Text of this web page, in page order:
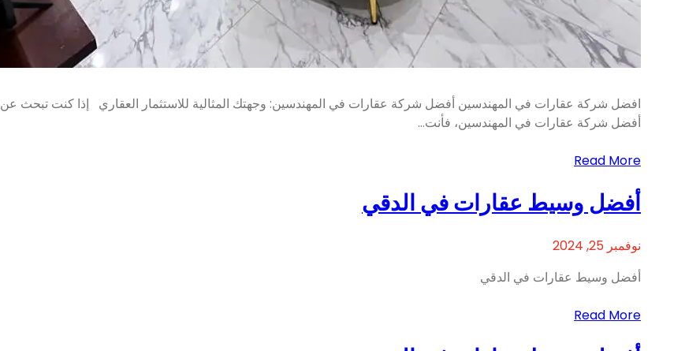
افضل شركة عقارات في المهندسين أفضل شركة عقارات في المهندسين: وجهتك المثالية للاستثمار العقاري إذا كنت تبحث عن
أفضل شركة عقارات في المهندسين، فأنت…
Read More
أفضل وسيط عقارات في الدقي
نوفمبر 25, 2024
أفضل وسيط عقارات في الدقي
Read More